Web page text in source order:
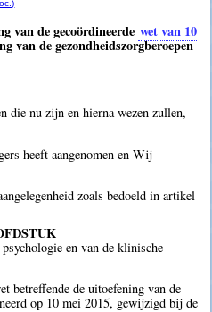
van de gecoördineerde wet van 10
van de gezondheidszorgberoepen
die nu zijn en hierna wezen zullen,
heeft aangenomen en Wij
zoals bedoeld in artikel
en van de klinische
betreffende de uitoefening van de
op 10 mei 2015, gewijzigd bij de